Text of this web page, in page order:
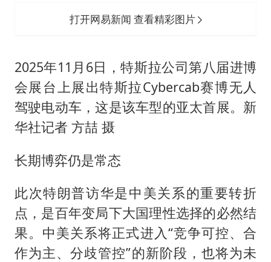
打开网易新闻 查看精彩图片
2025年11月6日，特斯拉公司第八届进博
会展台上展出特斯拉Cybercab赛博无人
驾驶电动车，这是该车型的亚太首展。新
华社记者 方喆 摄
长期博弈仍是常态
此次特朗普访华是中美关系的重要转折
点，是百年变局下大国理性选择的必然结
果。中美关系将正式进入“竞争可控、合
作为主、分歧管控”的新阶段，也将为未